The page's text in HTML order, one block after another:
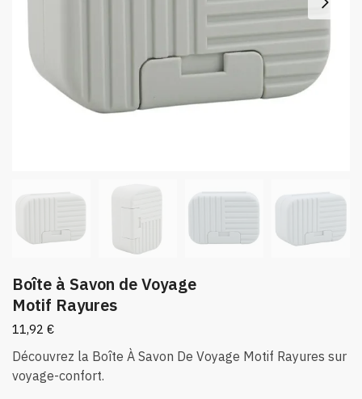
Boîte à Savon de Voyage
Motif Rayures
11,92 €
Découvrez la Boîte À Savon De Voyage Motif Rayures sur
voyage-confort.